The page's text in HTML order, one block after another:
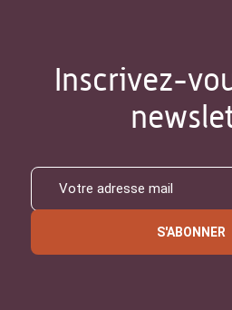
Inscrivez-
S'ABONNER